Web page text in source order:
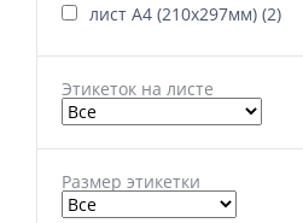
лист А4 (210х297мм) (2)
Этикеток на листе
Размер этикетки